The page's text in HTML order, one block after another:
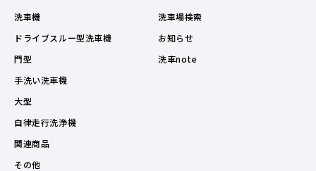
洗車機
ドライブスルー型洗車機
門型
手洗い洗車機
大型
自律走行洗浄機
関連商品
その他
洗車場検索
お知らせ
洗車note